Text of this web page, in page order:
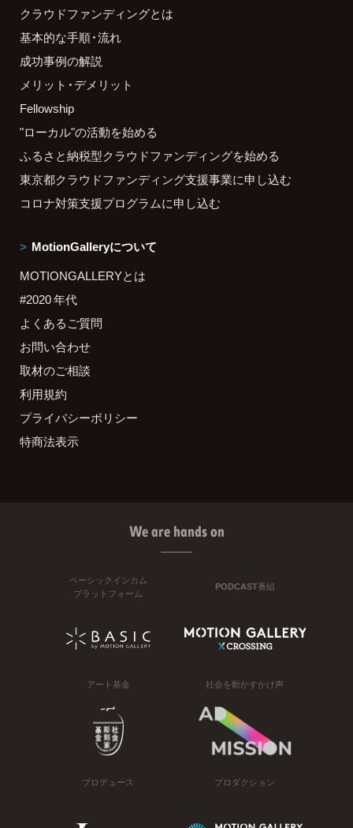
クラウドファンディングとは
基本的な手順・流れ
成功事例の解説
メリット・デメリット
Fellowship
"ローカル"の活動を始める
ふるさと納税型クラウドファンディングを始める
東京都クラウドファンディング支援事業に申し込む
コロナ対策支援プログラムに申し込む
MotionGalleryについて
MOTIONGALLERYとは
#2020 年代
よくあるご質問
お問い合わせ
取材のご相談
利用規約
プライバシーポリシー
特商法表示
We are hands on
ベーシックインカム
プラットフォーム
PODCAST番組
アート基金 社会を動かすかけ声
プロデュース プロダクション